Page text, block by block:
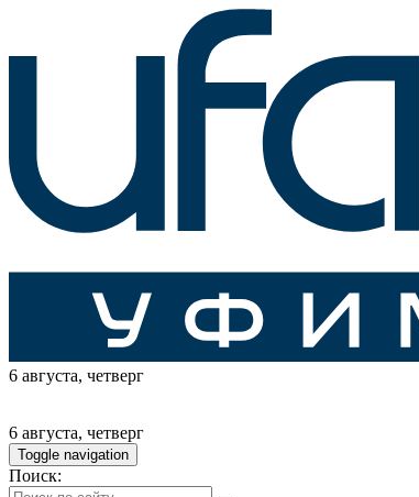
6 августа, четверг
6 августа, четверг
Toggle navigation
Поиск: